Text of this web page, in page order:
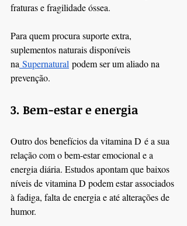
fraturas e fragilidade óssea.
Para quem procura suporte extra,
suplementos naturais disponíveis
na Supernatural podem ser um aliado na
prevenção.
3. Bem-estar e energia
Outro dos benefícios da vitamina D é a sua
relação com o bem-estar emocional e a
energia diária. Estudos apontam que baixos
níveis de vitamina D podem estar associados
à fadiga, falta de energia e até alterações de
humor.